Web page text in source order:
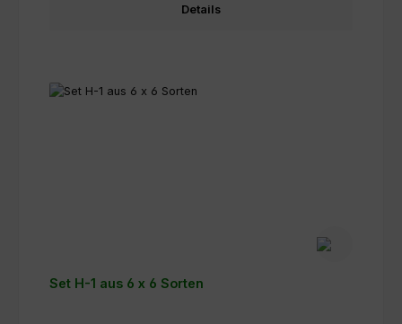
Details
Set H-1 aus 6 x 6 Sorten